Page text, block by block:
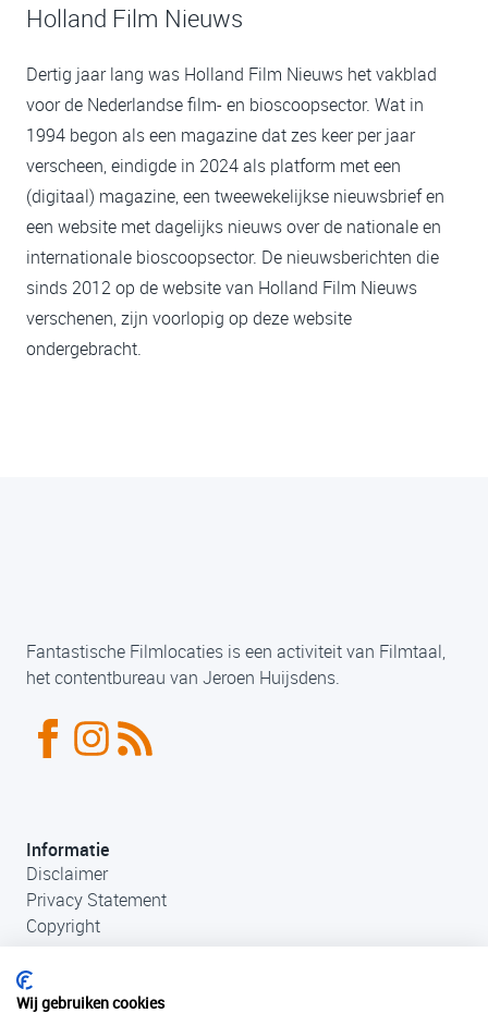
Holland Film Nieuws
Dertig jaar lang was Holland Film Nieuws het vakblad
voor de Nederlandse film- en bioscoopsector. Wat in
1994 begon als een magazine dat zes keer per jaar
verscheen, eindigde in 2024 als platform met een
(digitaal) magazine, een tweewekelijkse nieuwsbrief en
een website met dagelijks nieuws over de nationale en
internationale bioscoopsector. De nieuwsberichten die
sinds 2012 op de website van Holland Film Nieuws
verschenen, zijn voorlopig op deze website
ondergebracht.
Fantastische Filmlocaties is een activiteit van Filmtaal,
het contentbureau van Jeroen Huijsdens.
Informatie
Disclaimer
Privacy Statement
Copyright
Wij gebruiken cookies